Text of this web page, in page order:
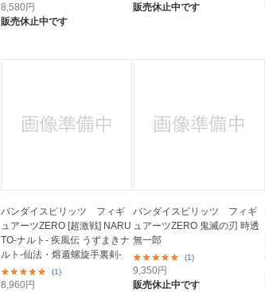
8,580円
販売休止中です
販売休止中です
バンダイスピリッツ フィギ
ュアーツZERO [超激戦] NARU
TO-ナルト- 疾風伝 うずまきナ
ルト-仙法・熔遁螺旋手裏剣-
(1)
8,960円
バンダイスピリッツ フィギ
ュアーツZERO 鬼滅の刃 時透
無一郎
(1)
9,350円
販売休止中です